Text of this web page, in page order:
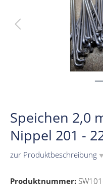
Speichen 2,0
Nippel 201 -
zur Produktbeschreibung ▼
Produktnummer: